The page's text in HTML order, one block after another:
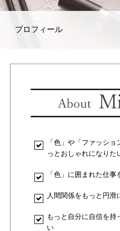
プロフィール
「色」や「ファッシ
っとおしゃれになりた
「色」に囲まれた仕事
人間関係をもっと円滑
もっと自分に自信を持
い